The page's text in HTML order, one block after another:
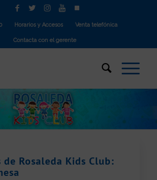
Horarios y Accesos Venta telefónica
Contacta con el gerente
Rosaleda Kids Club: